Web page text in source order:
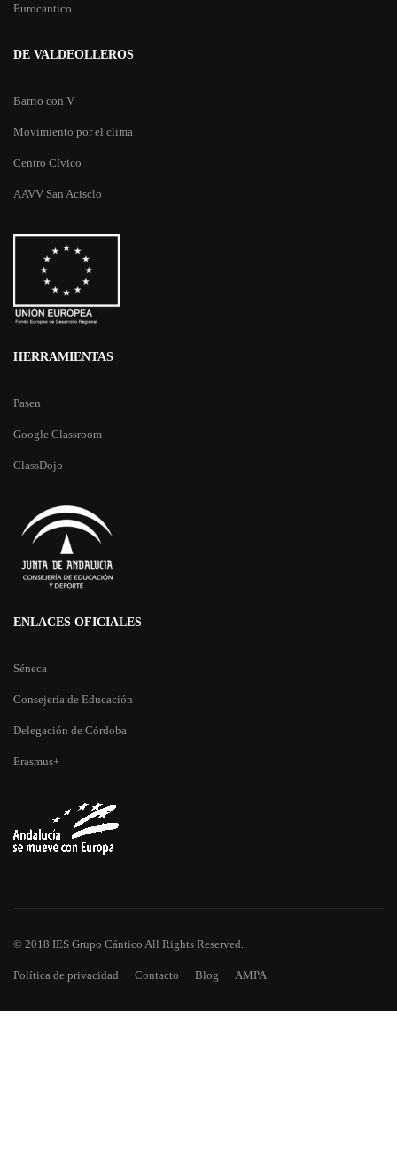
Eurocantico
DE VALDEOLLEROS
Barrio con V
Movimiento por el clima
Centro Cívico
AAVV San Acisclo
HERRAMIENTAS
Pasen
Google Classroom
ClassDojo
ENLACES OFICIALES
Séneca
Consejería de Educación
Delegación de Córdoba
Erasmus+
© 2018 IES Grupo Cántico All Rights Reserved.
Política de privacidad Contacto Blog AMPA